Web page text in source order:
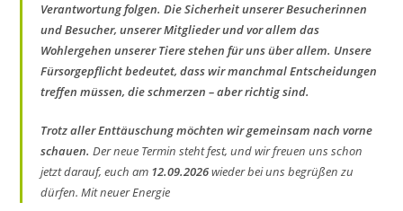
Verantwortung folgen. Die Sicherheit unserer Besucherinnen
und Besucher, unserer Mitglieder und vor allem das
Wohlergehen unserer Tiere stehen für uns über allem. Unsere
Fürsorgepflicht bedeutet, dass wir manchmal Entscheidungen
treffen müssen, die schmerzen – aber richtig sind.
Trotz aller Enttäuschung möchten wir gemeinsam nach vorne
schauen. Der neue Termin steht fest, und wir freuen uns schon
jetzt darauf, euch am 12.09.2026wieder bei uns begrüßen zu
dürfen. Mit neuer Energie